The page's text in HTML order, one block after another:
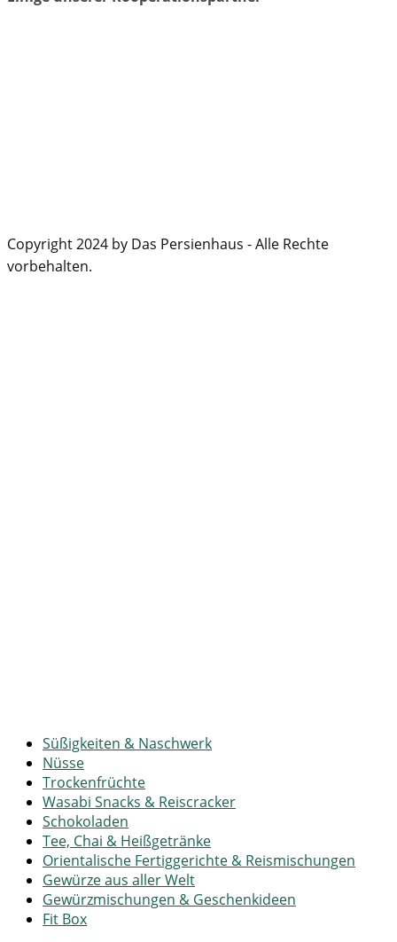
Copyright 2024 by Das Persienhaus - Alle Rechte
vorbehalten.
Süßigkeiten & Naschwerk
Nüsse
Trockenfrüchte
Wasabi Snacks & Reiscracker
Schokoladen
Tee, Chai & Heißgetränke
Orientalische Fertiggerichte & Reismischungen
Gewürze aus aller Welt
Gewürzmischungen & Geschenkideen
Fit Box